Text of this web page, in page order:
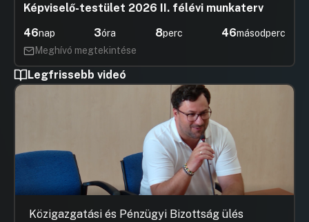
Képviselő-testület 2026 II. félévi munkaterv
46nap 3óra 8perc 45másodperc
Meghívó megtekintése
Legfrissebb videó
Közigazgatási és Pénzügyi Bizottság ülés